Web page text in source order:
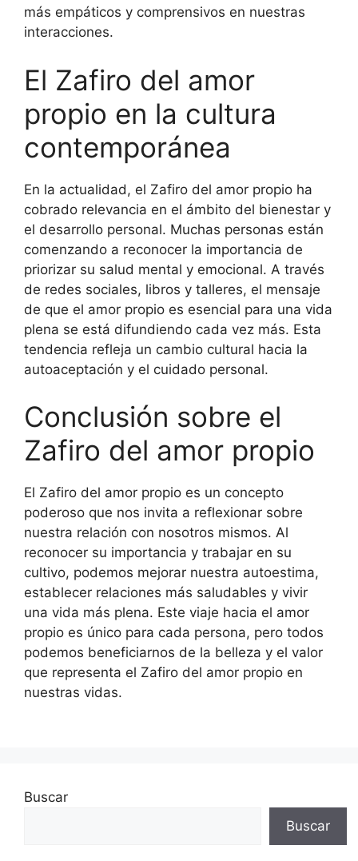
más empáticos y comprensivos en nuestras
interacciones.
El Zafiro del amor
propio en la cultura
contemporánea
En la actualidad, el Zafiro del amor propio ha
cobrado relevancia en el ámbito del bienestar y
el desarrollo personal. Muchas personas están
comenzando a reconocer la importancia de
priorizar su salud mental y emocional. A través
de redes sociales, libros y talleres, el mensaje
de que el amor propio es esencial para una vida
plena se está difundiendo cada vez más. Esta
tendencia refleja un cambio cultural hacia la
autoaceptación y el cuidado personal.
Conclusión sobre el
Zafiro del amor propio
El Zafiro del amor propio es un concepto
poderoso que nos invita a reflexionar sobre
nuestra relación con nosotros mismos. Al
reconocer su importancia y trabajar en su
cultivo, podemos mejorar nuestra autoestima,
establecer relaciones más saludables y vivir
una vida más plena. Este viaje hacia el amor
propio es único para cada persona, pero todos
podemos beneficiarnos de la belleza y el valor
que representa el Zafiro del amor propio en
nuestras vidas.
Buscar
Buscar